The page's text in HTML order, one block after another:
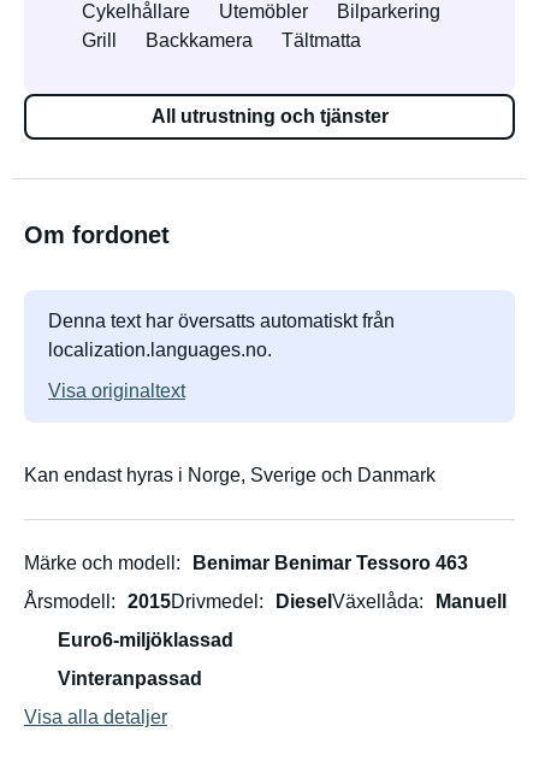
Cykelhållare
Utemöbler
Bilparkering
Grill
Backkamera Tältmatta
All utrustning och tjänster
Om fordonet
Denna text har översatts automatiskt från
localization.languages.no.
Visa originaltext
Kan endast hyras i Norge, Sverige och Danmark
Märke och modell
Benimar Benimar Tessoro 463
Årsmodell
2015Drivmedel Diesel Växellåda
Manuell
Euro6-miljöklassad
Vinteranpassad
Visa alla detaljer